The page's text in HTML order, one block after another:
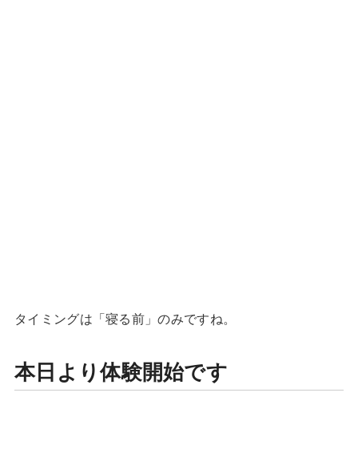
タイミングは「寝る前」のみですね。
本日より体験開始です